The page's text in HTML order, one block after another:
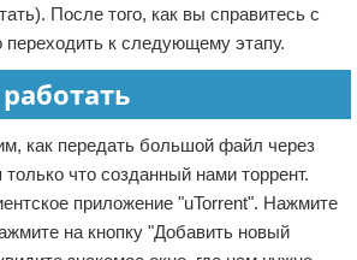
После того, как вы справитесь с
переходить к следующему этапу.
как передать большой файл через
только что созданный нами торрент.
приложение "uTorrent". Нажмите
на кнопку "Добавить новый